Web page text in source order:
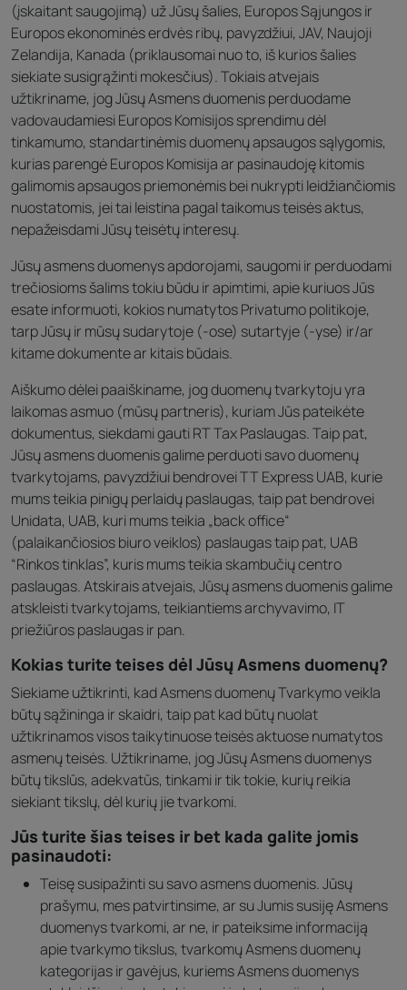
(įskaitant saugojimą) už Jūsų šalies, Europos Sąjungos ir
Europos ekonominės erdvės ribų, pavyzdžiui, JAV, Naujoji
Zelandija, Kanada (priklausomai nuo to, iš kurios šalies
siekiate susigrąžinti mokesčius). Tokiais atvejais
užtikriname, jog Jūsų Asmens duomenis perduodame
vadovaudamiesi Europos Komisijos sprendimu dėl
tinkamumo, standartinėmis duomenų apsaugos sąlygomis,
kurias parengė Europos Komisija ar pasinaudoję kitomis
galimomis apsaugos priemonėmis bei nukrypti leidžiančiomis
nuostatomis, jei tai leistina pagal taikomus teisės aktus,
nepažeisdami Jūsų teisėtų interesų.
Jūsų asmens duomenys apdorojami, saugomi ir perduodami
trečiosioms šalims tokiu būdu ir apimtimi, apie kuriuos Jūs
esate informuoti, kokios numatytos Privatumo politikoje,
tarp Jūsų ir mūsų sudarytoje (‑ose) sutartyje (‑yse) ir/ar
kitame dokumente ar kitais būdais.
Aiškumo dėlei paaiškiname, jog duomenų tvarkytoju yra
laikomas asmuo (mūsų partneris), kuriam Jūs pateikėte
dokumentus, siekdami gauti RT Tax Paslaugas. Taip pat,
Jūsų asmens duomenis galime perduoti savo duomenų
tvarkytojams, pavyzdžiui bendrovei TT Express UAB, kurie
mums teikia pinigų perlaidų paslaugas, taip pat bendrovei
Unidata, UAB, kuri mums teikia „back office“
(palaikančiosios biuro veiklos) paslaugas taip pat, UAB
“Rinkos tinklas”, kuris mums teikia skambučių centro
paslaugas. Atskirais atvejais, Jūsų asmens duomenis galime
atskleisti tvarkytojams, teikiantiems archyvavimo, IT
priežiūros paslaugas ir pan.
Kokias turite teises dėl Jūsų Asmens duomenų?
Siekiame užtikrinti, kad Asmens duomenų Tvarkymo veikla
būtų sąžininga ir skaidri, taip pat kad būtų nuolat
užtikrinamos visos taikytinuose teisės aktuose numatytos
asmenų teisės. Užtikriname, jog Jūsų Asmens duomenys
būtų tikslūs, adekvatūs, tinkami ir tik tokie, kurių reikia
siekiant tikslų, dėl kurių jie tvarkomi.
Jūs turite šias teises ir bet kada galite jomis
pasinaudoti:
Teisę susipažinti su savo asmens duomenis. Jūsų
prašymu, mes patvirtinsime, ar su Jumis susiję Asmens
duomenys tvarkomi, ar ne, ir pateiksime informaciją
apie tvarkymo tikslus, tvarkomų Asmens duomenų
kategorijas ir gavėjus, kuriems Asmens duomenys